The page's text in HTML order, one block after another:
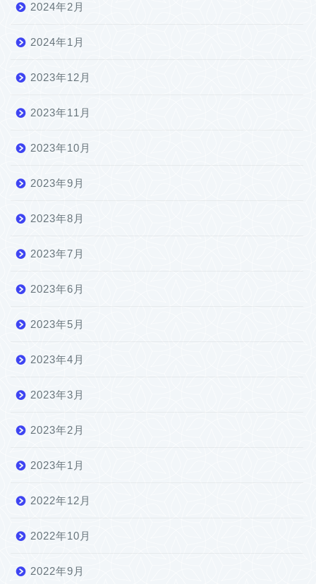
2024年2月
2024年1月
2023年12月
2023年11月
2023年10月
2023年9月
2023年8月
2023年7月
2023年6月
2023年5月
2023年4月
2023年3月
2023年2月
2023年1月
2022年12月
2022年10月
2022年9月